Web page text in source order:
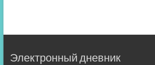
Электронный дневник